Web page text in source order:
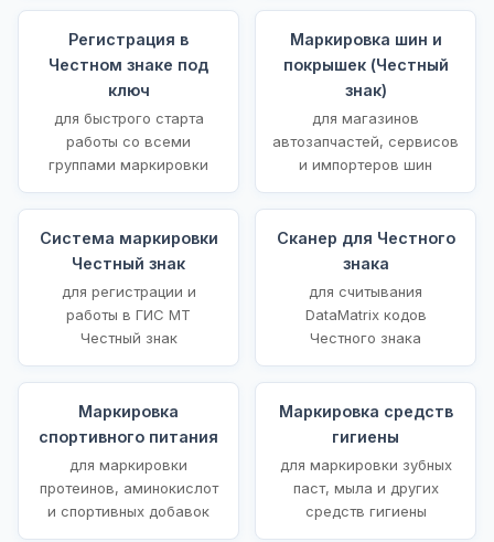
Регистрация в
Честном знаке под
ключ
для быстрого старта
работы со всеми
группами маркировки
Маркировка шин и
покрышек (Честный
знак)
для магазинов
автозапчастей, сервисов
и импортеров шин
Система маркировки
Честный знак
для регистрации и
работы в ГИС МТ
Честный знак
Сканер для Честного
знака
для считывания
DataMatrix кодов
Честного знака
Маркировка
спортивного питания
для маркировки
протеинов, аминокислот
и спортивных добавок
Маркировка средств
гигиены
для маркировки зубных
паст, мыла и других
средств гигиены